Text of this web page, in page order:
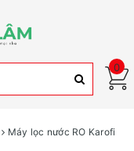
0
Máy lọc nước RO Karofi